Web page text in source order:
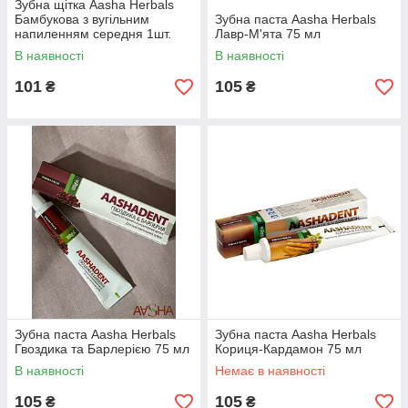
Зубна щітка Aasha Herbals
Бамбукова з вугільним
напиленням середня 1шт.
В наявності
101 ₴
Зубна паста Aasha Herbals
Лавр-М'ята 75 мл
В наявності
105 ₴
Зубна паста Aasha Herbals
Гвоздика та Барлерією 75 мл
В наявності
105 ₴
Зубна паста Aasha Herbals
Кориця-Кардамон 75 мл
Немає в наявності
105 ₴